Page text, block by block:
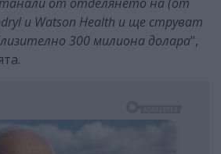
от отделянето на (от
и Watson Health и ще струват
300 милиона долара",